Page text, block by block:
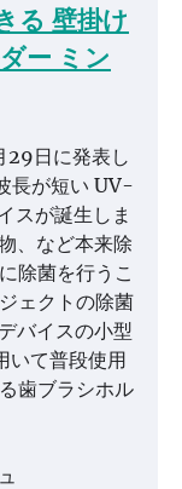
る 壁掛け
ー ミン
29日に発表し
長が短い UV-
スが誕生しま
、など本来除
除菌を行うこ
ェクトの除菌
バイスの小型
いて普段使用
歯ブラシホル